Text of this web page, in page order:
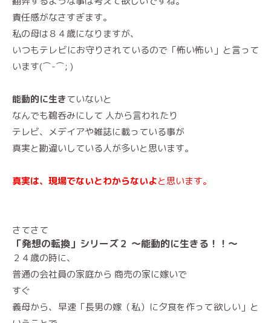
責任感がなさすぎます。
私の母は８４歳になりますが、
いつもテレビにお守りされているので「怖い怖い」と言って
います(⌒-⌒; )
能動的に生きていないと
なんでも鵜呑みにして 人から言われたり
テレビ、メデイアや雑誌に載っている事が
真実と勘違いしている人が多いと思います。
真実は、現場でないとわからないよと思います。
さてさて
「発想の転換」シリーズ２ 〜能動的に生きる！！〜
２４歳の時に、
普通の会社員の家庭から 商売の家に嫁いで
すぐ
義母から、早速「長男の嫁（私）に夕食を作って欲しい」と